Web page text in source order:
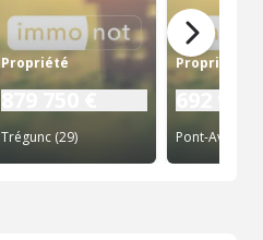
Propriété
879 750 €
Trégunc (29)
Propriété
692 900
Pont-Aven